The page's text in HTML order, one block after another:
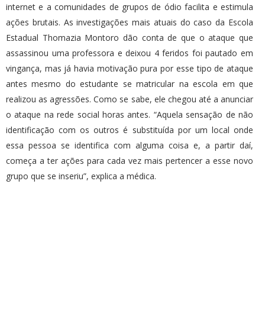
internet e a comunidades de grupos de ódio facilita e estimula
ações brutais. As investigações mais atuais do caso da Escola
Estadual Thomazia Montoro dão conta de que o ataque que
assassinou uma professora e deixou 4 feridos foi pautado em
vingança, mas já havia motivação pura por esse tipo de ataque
antes mesmo do estudante se matricular na escola em que
realizou as agressões. Como se sabe, ele chegou até a anunciar
o ataque na rede social horas antes. “Aquela sensação de não
identificação com os outros é substituída por um local onde
essa pessoa se identifica com alguma coisa e, a partir daí,
começa a ter ações para cada vez mais pertencer a esse novo
grupo que se inseriu”, explica a médica.